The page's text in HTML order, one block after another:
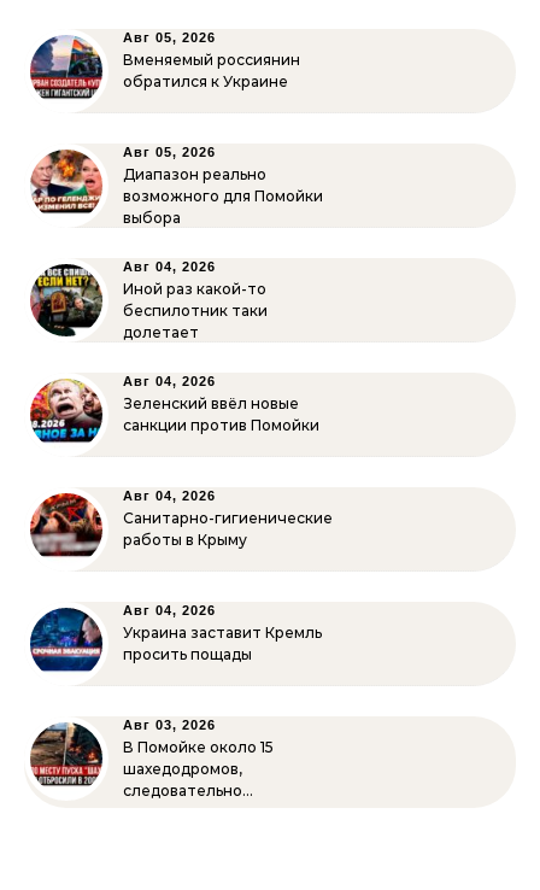
Авг 05, 2026
Вменяемый россиянин
обратился к Украине
Авг 05, 2026
Диапазон реально
возможного для Помойки
выбора
Авг 04, 2026
Иной раз какой-то
беспилотник таки
долетает
Авг 04, 2026
Зеленский ввёл новые
санкции против Помойки
Авг 04, 2026
Санитарно-гигиенические
работы в Крыму
Авг 04, 2026
Украина заставит Кремль
просить пощады
Авг 03, 2026
В Помойке около 15
шахедодромов,
следовательно…